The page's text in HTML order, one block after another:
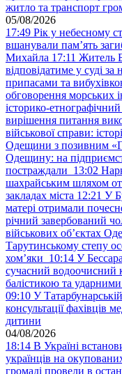
житло та транспорт
05/08/2026
17:49 Рік у небесному
вшанували пам’ять
Михайла 17:11 Житель
відповідатиме у суді
припасами та
обговорення морських
історико-
вирішення питання
військової справи:
Одещини з позивним
Одещину: на
постраждали 13:02
шахрайським шляхом
закладах міста 12:21 У
матері отримали
річний завербований
військових обʼєктах
Тарутинському степу
хом’яки 10:14 У
сучасний водоочисний
балістикою та
09:10 У
консультації фахівців
дитини
04/08/2026
18:14 В Україні
українців на
громаді провели в